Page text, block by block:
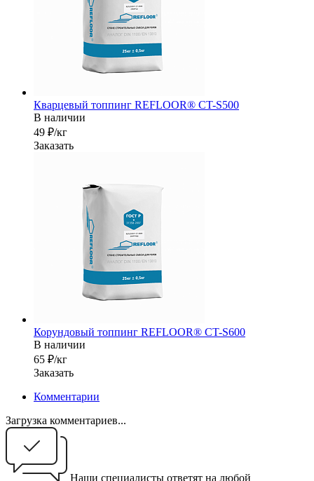
Кварцевый топпинг REFLOOR® CT-S500
В наличии
49 ₽/кг
Заказать
Корундовый топпинг REFLOOR® CT-S600
В наличии
65 ₽/кг
Заказать
Комментарии
Загрузка комментариев...
Наши специалисты ответят на любой